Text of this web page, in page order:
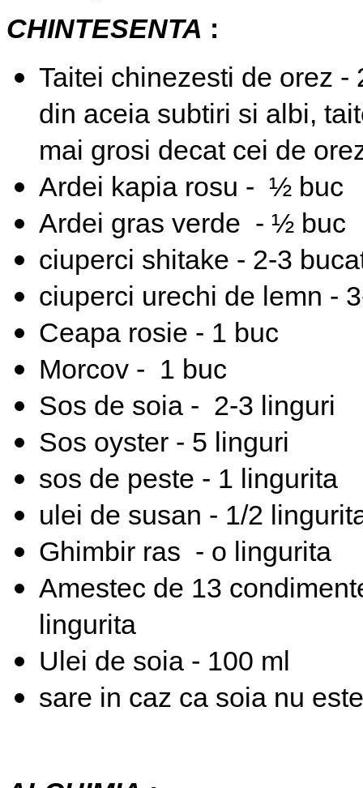
CHINTESENTA :
Taitei chinezesti de orez
din aceia subtiri si albi,
mai grosi decat cei de
Ardei kapia rosu - ½ buc
Ardei gras verde - ½ buc
ciuperci shitake - 2-3
ciuperci urechi de lemn -
Ceapa rosie - 1 buc
Morcov - 1 buc
Sos de soia - 2-3 linguri
Sos oyster - 5 linguri
sos de peste - 1 lingurita
ulei de susan - 1/2
Ghimbir ras - o lingurita
Amestec de 13
lingurita
Ulei de soia - 100 ml
sare in caz ca soia nu